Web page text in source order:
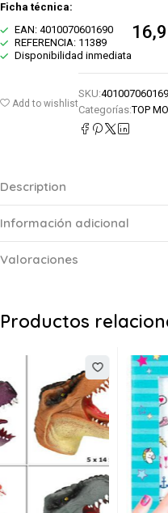
Ficha técnica:
EAN: 4010070601690
REFERENCIA: 11389
Disponibilidad inmediata
Add to wishlist
SKU:
Categorías:TOP
Description
Información adicional
Valoraciones
Productos